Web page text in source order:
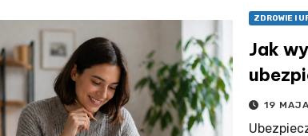
ZDROWIE I
Jak
19